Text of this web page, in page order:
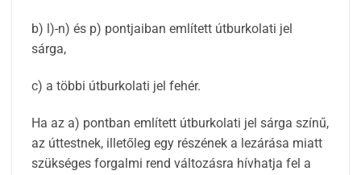
b) l)-n) és p) pontjaiban említett útburkolati jel
sárga,
c) a többi útburkolati jel fehér.
Ha az a) pontban említett útburkolati jel sárga színű,
az úttestnek, illetőleg egy részének a lezárása miatt
szükséges forgalmi rend változásra hívhatja fel a